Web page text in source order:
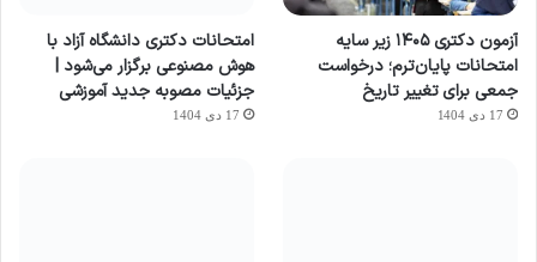
آزمون دکتری ۱۴۰۵ زیر سایه
امتحانات پایان‌ترم؛ درخواست
جمعی برای تغییر تاریخ
17 دی 1404
امتحانات دکتری دانشگاه آزاد با
هوش مصنوعی برگزار می‌شود |
جزئیات مصوبه جدید آموزشی
17 دی 1404